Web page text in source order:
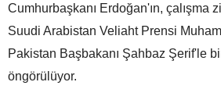
Cumhurbaşkanı Erdoğan'ın, çalışma
Suudi Arabistan Veliaht Prensi
Pakistan Başbakanı Şahbaz Şerif'le
öngörülüyor.